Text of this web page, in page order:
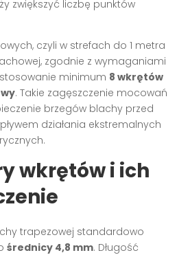
zwiększyć liczbę punktów
czyli w strefach do 1 metra
zgodnie z wymaganiami
minimum 8 wkrętów
. Takie zagęszczenie mocowań
brzegów blachy przed
działania ekstremalnych
wkrętów i ich
trapezowej standardowo
średnicy 4,8 mm. Długość